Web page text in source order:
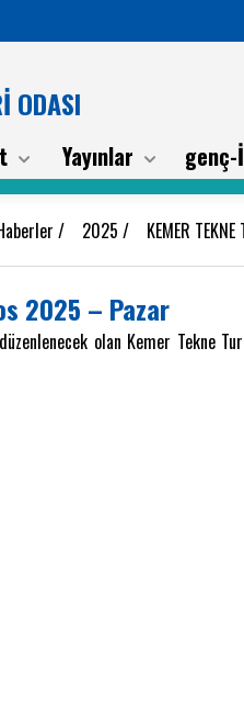
ODASI
Yayınlar genç-
/ 2025 / KEMER
2025 – Pazar
olan Kemer Tekne